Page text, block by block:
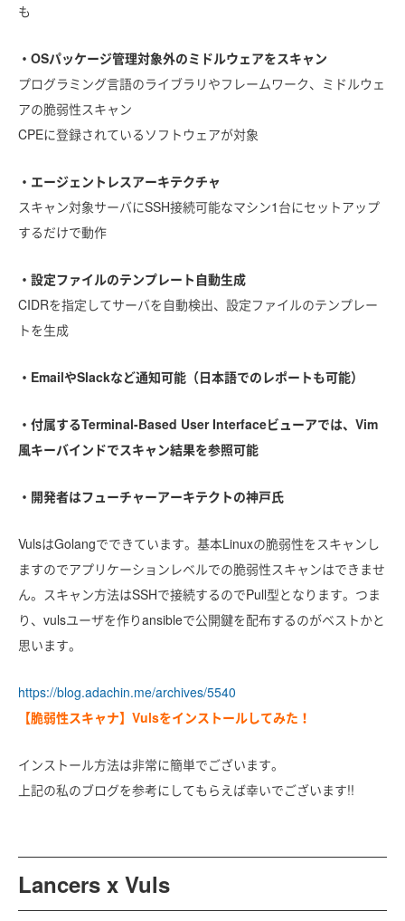
も
・OSパッケージ管理対象外のミドルウェアをスキャン
プログラミング言語のライブラリやフレームワーク、ミドルウェ
アの脆弱性スキャン
CPEに登録されているソフトウェアが対象
・エージェントレスアーキテクチャ
スキャン対象サーバにSSH接続可能なマシン1台にセットアップ
するだけで動作
・設定ファイルのテンプレート自動生成
CIDRを指定してサーバを自動検出、設定ファイルのテンプレー
トを生成
・EmailやSlackなど通知可能（日本語でのレポートも可能）
・付属するTerminal-Based User Interfaceビューアでは、Vim
風キーバインドでスキャン結果を参照可能
・開発者はフューチャーアーキテクトの神戸氏
VulsはGolangでできています。基本Linuxの脆弱性をスキャンし
ますのでアプリケーションレベルでの脆弱性スキャンはできませ
ん。スキャン方法はSSHで接続するのでPull型となります。つま
り、vulsユーザを作りansibleで公開鍵を配布するのがベストかと
思います。
https://blog.adachin.me/archives/5540
【脆弱性スキャナ】Vulsをインストールしてみた！
インストール方法は非常に簡単でございます。
上記の私のブログを参考にしてもらえば幸いでございます!!
Lancers x Vuls